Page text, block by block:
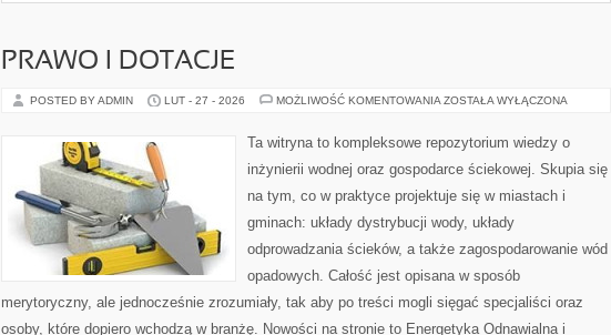
PRAWO I DOTACJE
POSTED BY ADMIN LUT - 27 - 2026 MOŻLIWOŚĆ KOMENTOWANIA PRAWO
ZOSTAŁA WYŁĄCZONA
Ta witryna to kompleksowe repozytorium wiedzy o
inżynierii wodnej oraz gospodarce ściekowej. Skupia się
na tym, co w praktyce projektuje się w miastach i
gminach: układy dystrybucji wody, układy
odprowadzania ścieków, a także zagospodarowanie wód
opadowych. Całość jest opisana w sposób
merytoryczny, ale jednocześnie zrozumiały, tak aby po treści mogli sięgać specjaliści oraz
osoby, które dopiero wchodzą w branżę. Nowości na stronie to Energetyka Odnawialna i